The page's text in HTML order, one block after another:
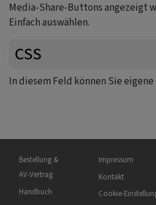
Media-Share-Buttons angezeigt
Einfach auswählen.
CSS
In diesem Feld können Sie
Hauptnavigation
Bestellung &
AV-Vertrag
Handbuch
Impressum
Kontakt
Cookie-